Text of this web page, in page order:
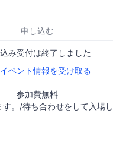
申し込む
み受付は終了しました
ベント情報を受け取る
参加費無料
。/待ち合わせをして入場し